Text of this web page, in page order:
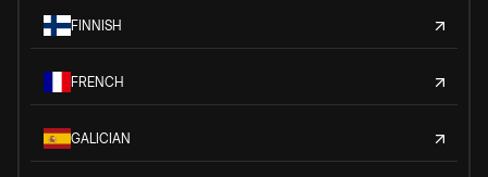
FINNISH
FRENCH
GALICIAN